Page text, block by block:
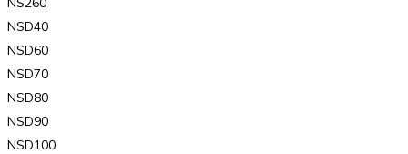
NSD40
NSD60
NSD70
NSD80
NSD90
NSD100